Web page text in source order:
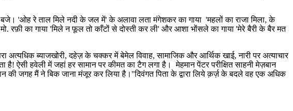
'ओह रे ताल मिले नदी के जल में' के अलावा लता मंगेशकर का गाया 'महलों का राजा मिला, के
रफ़ी का गाया 'मिले न फूल तो काँटों से दोस्ती कर ली' और आशा भोंसले का गाया 'मेरे बैरी के बैर मत
अत्यधिक ब्याजखोरी, दहेज़ के चक्कर में बेमेल विवाह, सामाजिक और आर्थिक खाई, नारी पर अत्याचार
ऐसी हवेली में जहां हर सामान पर कीमत का टैग लगा है। मेहमान पेंटर परीक्षित साहनी मेज़बान
की जगह मैं ने बिक जाना मंजूर कर लिया है।''दिवंगत पिता के द्वारा लिये क़र्ज़ के बदले वह एक अधिक